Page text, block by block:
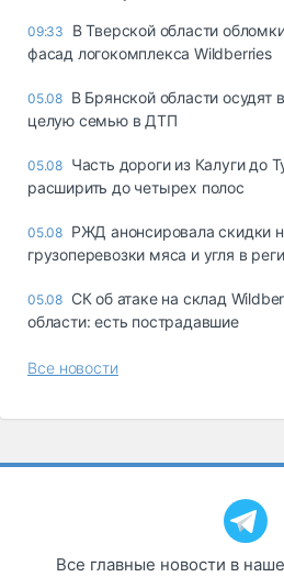
09:33
В Тверской области
фасад логокомплекса Wildberries
05.08 В Брянской области осудят
целую семью в ДТП
05.08 Часть дороги из Калуги до
расширить до четырех полос
05.08 РЖД анонсировала скидки
грузоперевозки мяса и угля в
05.08 СК об атаке на склад
области: есть пострадавшие
Все новости
Все главные новости в